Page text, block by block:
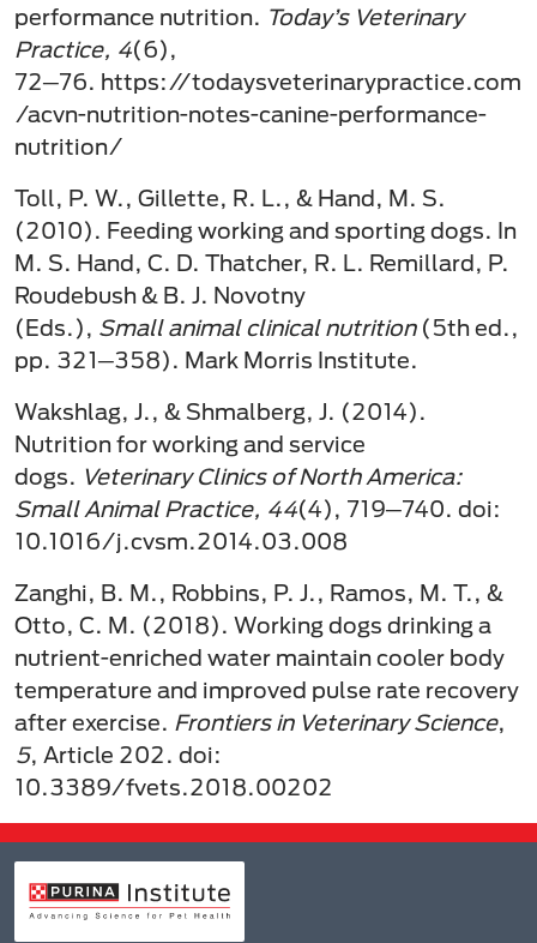
performance nutrition. Today’s Veterinary
Practice, 4(6),
72─76. https://todaysveterinarypractice.com
/acvn-nutrition-notes-canine-performance-
nutrition/
Toll, P. W., Gillette, R. L., & Hand, M. S.
(2010). Feeding working and sporting dogs. In
M. S. Hand, C. D. Thatcher, R. L. Remillard, P.
Roudebush & B. J. Novotny
(Eds.), Small animal clinical nutrition(5th ed.,
pp. 321─358). Mark Morris Institute.
Wakshlag, J., & Shmalberg, J. (2014).
Nutrition for working and service
dogs. Veterinary Clinics of North America:
Small Animal Practice, 44(4), 719─740. doi:
10.1016/j.cvsm.2014.03.008
Zanghi, B. M., Robbins, P. J., Ramos, M. T., &
Otto, C. M. (2018). Working dogs drinking a
nutrient-enriched water maintain cooler body
temperature and improved pulse rate recovery
after exercise. Frontiers in Veterinary Science,
5, Article 202. doi:
10.3389/fvets.2018.00202